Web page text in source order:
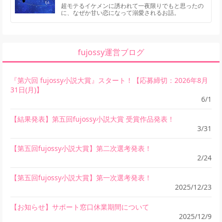
超モテるイケメンに誘われて一夜限りでもと思ったの
に、なぜか甘い恋になって溺愛されるお話。
fujossy運営ブログ
『第六回 fujossy小説大賞』スタート！【応募締切：2026年8月
31日(月)】
6/1
【結果発表】第五回fujossy小説大賞 受賞作品発表！
3/31
【第五回fujossy小説大賞】第二次選考発表！
2/24
【第五回fujossy小説大賞】第一次選考発表！
2025/12/23
【お知らせ】サポート窓口休業期間について
2025/12/9